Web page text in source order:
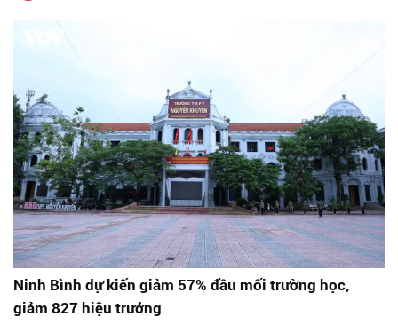
Ninh Bình dự kiến giảm 57% đầu mối trường học,
giảm 827 hiệu trưởng